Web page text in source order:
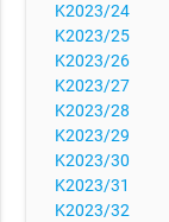
K2023/24
K2023/25
K2023/26
K2023/27
K2023/28
K2023/29
K2023/30
K2023/31
K2023/32